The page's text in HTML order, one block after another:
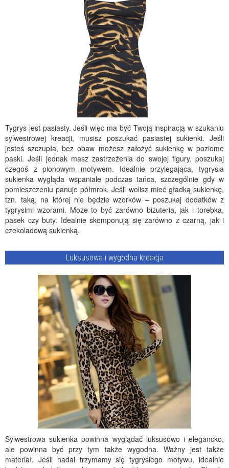
Tygrys jest pasiasty. Jeśli więc ma być Twoją inspiracją w szukaniu
sylwestrowej kreacji, musisz poszukać pasiastej sukienki. Jeśli
jesteś szczupła, bez obaw możesz założyć sukienkę w poziome
paski. Jeśli jednak masz zastrzeżenia do swojej figury, poszukaj
czegoś z pionowym motywem. Idealnie przylegająca, tygrysia
sukienka wygląda wspaniale podczas tańca, szczególnie gdy w
pomieszczeniu panuje półmrok. Jeśli wolisz mieć gładką sukienkę,
tzn. taką, na której nie będzie wzorków – poszukaj dodatków z
tygrysimi wzorami. Może to być zarówno biżuteria, jak i torebka,
pasek czy buty. Idealnie skomponują się zarówno z czarną, jak i
czekoladową sukienką.
Luksusowa i wygodna kreacja
Sylwestrowa sukienka powinna wyglądać luksusowo i elegancko,
ale powinna być przy tym także wygodna. Ważny jest także
materiał. Jeśli nadal trzymamy się tygrysiego motywu, idealnie